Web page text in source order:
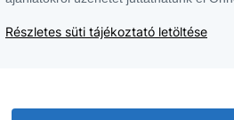
Nem minősített
Mastercard Inc.: 290.05
Részletes süti tájékoztató letöltése